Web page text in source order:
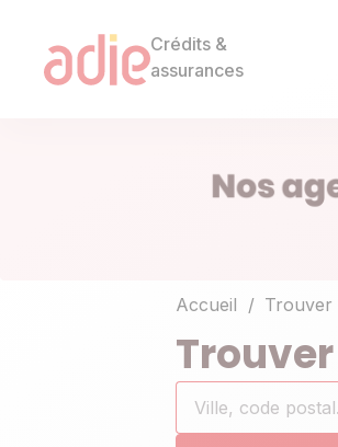
Crédits &
assurances
Accueil Trouver
Ville,
code
0
résultat(s)
trouvé(s)